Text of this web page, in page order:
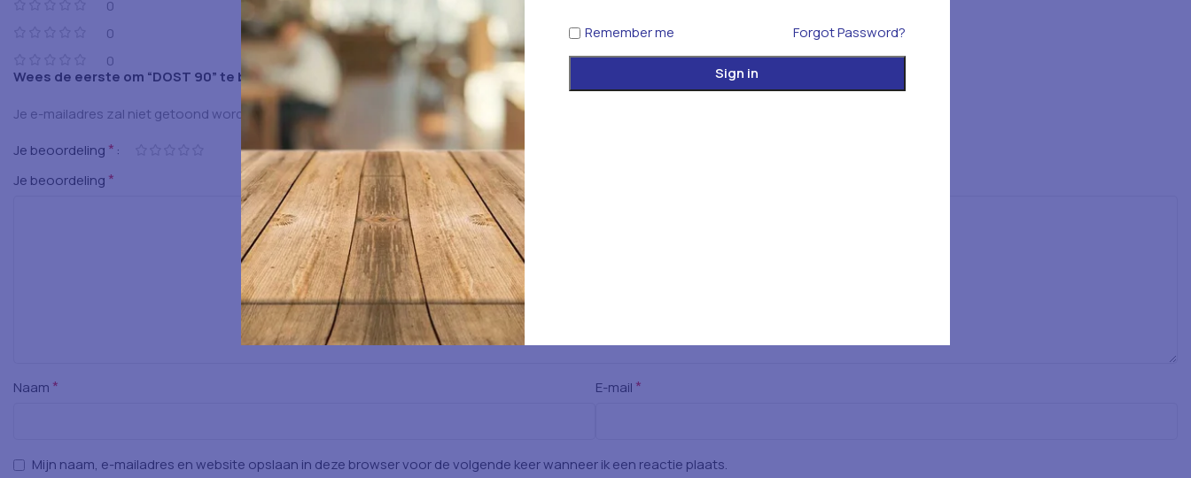
0
0
0
Wees de eerste om “DOST 90” te beoordelen
Je e-mailadres zal niet getoond worden.
Vereiste velden zijn gemarkeerd met
Je beoordeling *
Je beoordeling *
Naam * E-mail *
Mijn naam, e-mailadres en website opslaan in deze browser voor de volgende keer wanneer ik een reactie plaats.
Remember me Forgot Password?
Sign in